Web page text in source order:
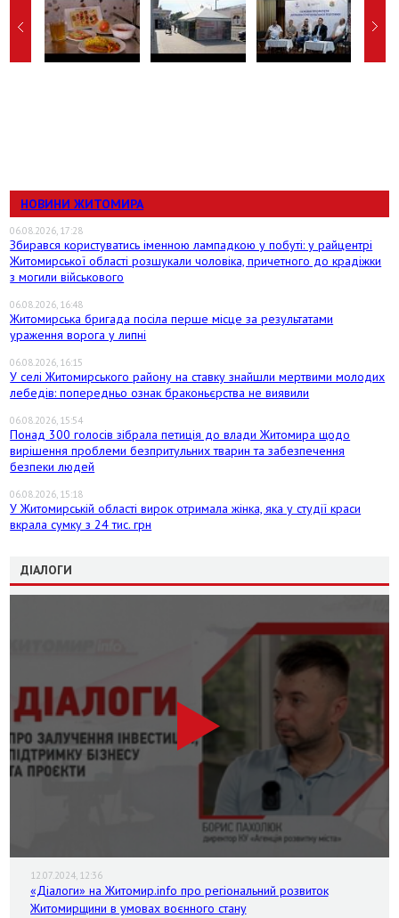
НОВИНИ ЖИТОМИРА
06.08.2026, 17:28
Збирався користуватись іменною лампадкою у побуті: у райцентрі
Житомирської області розшукали чоловіка, причетного до крадіжки
з могили військового
06.08.2026, 16:48
Житомирська бригада посіла перше місце за результатами
ураження ворога у липні
06.08.2026, 16:15
У селі Житомирського району на ставку знайшли мертвими молодих
лебедів: попередньо ознак браконьєрства не виявили
06.08.2026, 15:54
Понад 300 голосів зібрала петиція до влади Житомира щодо
вирішення проблеми безпритульних тварин та забезпечення
безпеки людей
06.08.2026, 15:18
У Житомирській області вирок отримала жінка, яка у студії краси
вкрала сумку з 24 тис. грн
ДІАЛОГИ
12.07.2024, 12:36
«Діалоги» на Житомир.info про регіональний розвиток
Житомирщини в умовах воєнного стану